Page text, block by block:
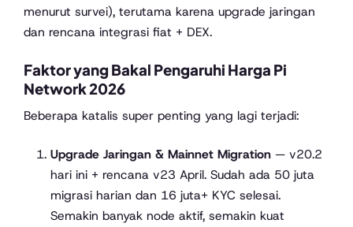
menurut survei), terutama karena upgrade jaringan
dan rencana integrasi fiat + DEX.
Faktor yang Bakal Pengaruhi Harga Pi
Network 2026
Beberapa katalis super penting yang lagi terjadi:
Upgrade Jaringan & Mainnet Migration— v20.2
hari ini + rencana v23 April. Sudah ada 50 juta
migrasi harian dan 16 juta+ KYC selesai.
Semakin banyak node aktif, semakin kuat